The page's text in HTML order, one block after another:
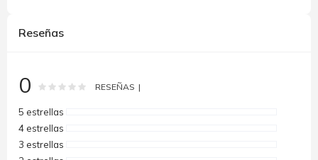
Reseñas
0 Rating: % of100
RESEÑAS
5 estrellas
4 estrellas
3 estrellas